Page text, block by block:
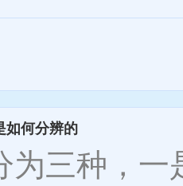
如何分辨的
为三种，